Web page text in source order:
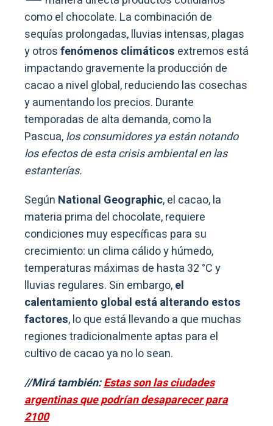
como el chocolate. La combinación de
sequías prolongadas, lluvias intensas, plagas
y otrosfenómenos climáticos extremos está
impactando gravemente la producción de
cacao a nivel global, reduciendo las cosechas
y aumentando los precios. Durante
temporadas de alta demanda, como la
Pascua,los consumidores ya están notando
los efectos de esta crisis ambiental en las
estanterías.
Según National Geographic, el cacao, la
materia prima del chocolate, requiere
condiciones muy específicas para su
crecimiento: un clima cálido y húmedo,
temperaturas máximas de hasta 32 °C y
lluvias regulares. Sin embargo,el
calentamiento global está alterando estos
factores, lo que está llevando a que muchas
regiones tradicionalmente aptas para el
cultivo de cacao ya no lo sean.
//Mirá también:Estas son las ciudades
argentinas que podrían desaparecer para
2100